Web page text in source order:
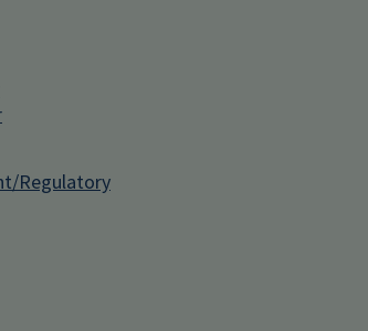
Regulatory